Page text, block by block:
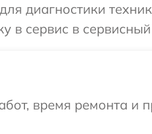
диагностики
в сервис в
время ремонта и